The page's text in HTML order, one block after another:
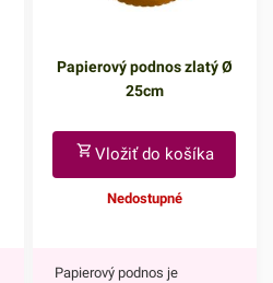
Papierový podnos zlatý Ø
25cm
Vložiť do košíka
Nedostupné
Papierový podnos je